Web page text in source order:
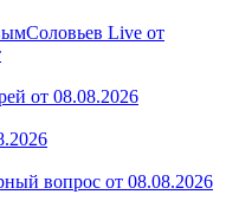
Соловьев Live от
от 08.08.2026
вопрос от 08.08.2026